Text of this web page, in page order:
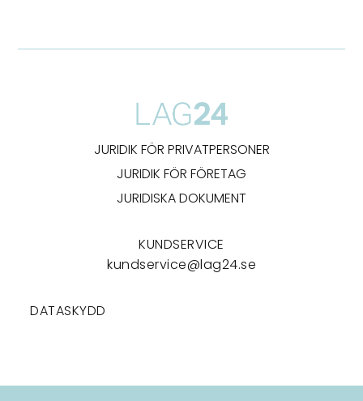
JURIDIK FÖR PRIVATPERSONER
JURIDIK FÖR FÖRETAG
JURIDISKA DOKUMENT
KUNDSERVICE
kundservice@lag24.se
DATASKYDD